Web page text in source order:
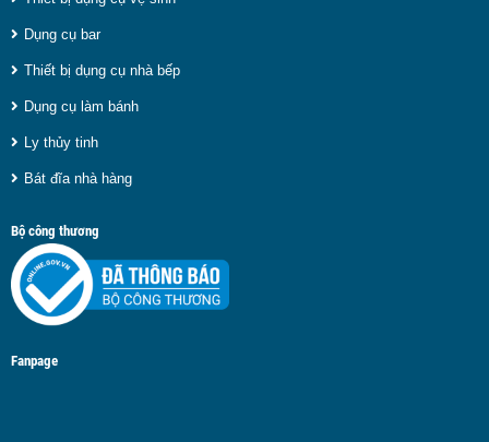
Dụng cụ bar
Thiết bị dụng cụ nhà bếp
Dụng cụ làm bánh
Ly thủy tinh
Bát đĩa nhà hàng
Bộ công thương
Fanpage